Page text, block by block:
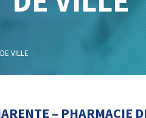
VILLE
– PHARMACIE